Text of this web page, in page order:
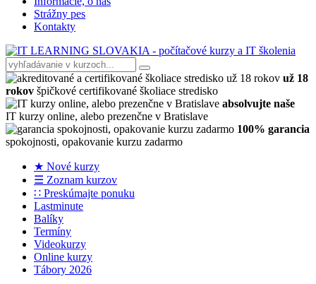
Strážny pes
Kontakty
už 18
rokov špičkové certifikované školiace stredisko
absolvujte naše
IT kurzy online, alebo prezenčne v Bratislave
100% garancia
spokojnosti, opakovanie kurzu zadarmo
★ Nové kurzy
☰ Zoznam kurzov
∷ Preskúmajte ponuku
Lastminute
Balíky
Termíny
Videokurzy
Online kurzy
Tábory 2026